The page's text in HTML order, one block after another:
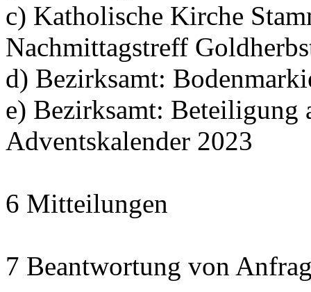
c) Katholische Kirche
Nachmittagstreff
d) Bezirksamt:
e) Bezirksamt: Beteiligung
Adventskalender 2023
6 Mitteilungen
7 Beantwortung von